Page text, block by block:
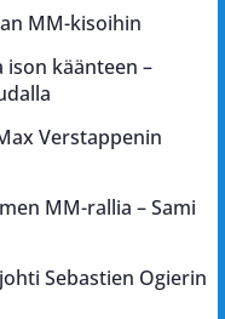
MM-kisoihin
ison käänteen –
Verstappenin
MM-rallia – Sami
Sebastien Ogierin